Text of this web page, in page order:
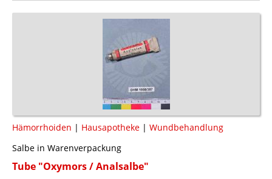
Hämorrhoiden | Hausapotheke | Wundbehandlung
Salbe in Warenverpackung
Tube "Oxymors / Analsalbe"